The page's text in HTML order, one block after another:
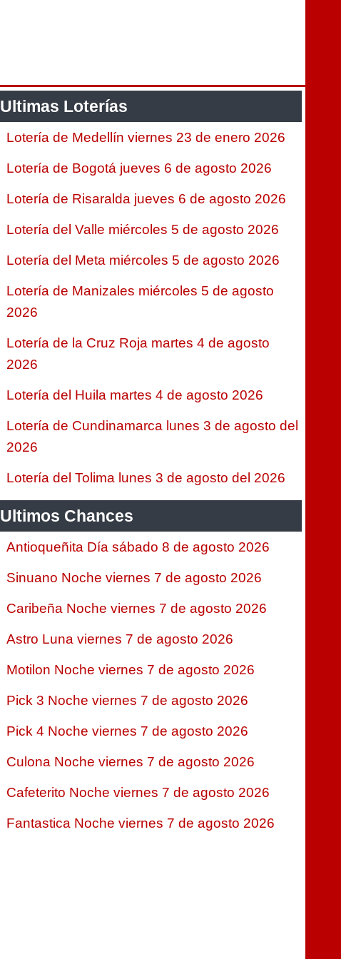
Ultimas Loterías
Lotería de Medellín viernes 23 de enero 2026
Lotería de Bogotá jueves 6 de agosto 2026
Lotería de Risaralda jueves 6 de agosto 2026
Lotería del Valle miércoles 5 de agosto 2026
Lotería del Meta miércoles 5 de agosto 2026
Lotería de Manizales miércoles 5 de agosto
2026
Lotería de la Cruz Roja martes 4 de agosto
2026
Lotería del Huila martes 4 de agosto 2026
Lotería de Cundinamarca lunes 3 de agosto del
2026
Lotería del Tolima lunes 3 de agosto del 2026
Ultimos Chances
Antioqueñita Día sábado 8 de agosto 2026
Sinuano Noche viernes 7 de agosto 2026
Caribeña Noche viernes 7 de agosto 2026
Astro Luna viernes 7 de agosto 2026
Motilon Noche viernes 7 de agosto 2026
Pick 3 Noche viernes 7 de agosto 2026
Pick 4 Noche viernes 7 de agosto 2026
Culona Noche viernes 7 de agosto 2026
Cafeterito Noche viernes 7 de agosto 2026
Fantastica Noche viernes 7 de agosto 2026